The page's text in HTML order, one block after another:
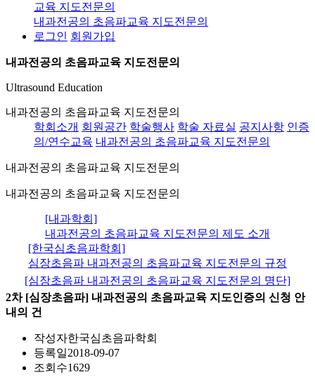
교육 지도전문의
내과전공의 초음파교육 지도전문의
로그인 회원가입
내과전공의 초음파교육 지도전문의
Ultrasound Education
내과전공의 초음파교육 지도전문의
학회소개 회원공간 학술행사 학술 자료실 공지사항 인증
의/연수교육 내과전공의 초음파교육 지도전문의
내과전공의 초음파교육 지도전문의
내과전공의 초음파교육 지도전문의
[내과학회]
내과전공의 초음파교육 지도전문의 제도 소개
[한국심초음파학회]
심장초음파 내과전공의 초음파교육 지도전문의 규정
[심장초음파 내과전공의 초음파교육 지도전문의 명단]
2차 [심장초음파] 내과전공의 초음파교육 지도인증의 신청 안
내의 건
작성자한국심초음파학회
등록일2018-09-07
조회수1629